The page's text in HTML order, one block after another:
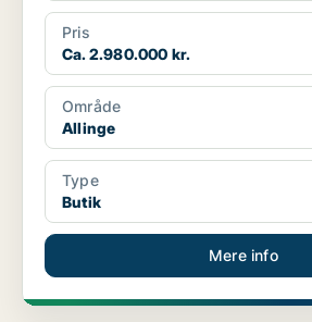
Pris
Ca. 2.980.000 kr.
Område
Allinge
Type
Butik
Mere info